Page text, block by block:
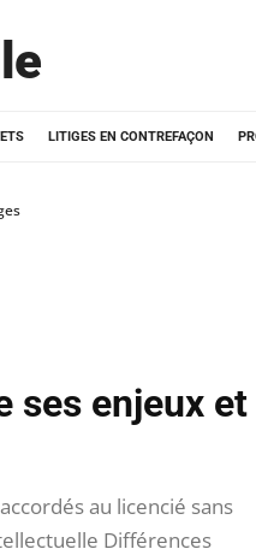
LITIGES EN CONTREFAÇON
ses enjeux et
au licencié sans
Différences